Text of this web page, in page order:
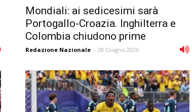
Mondiali: ai sedicesimi sarà
Portogallo-Croazia. Inghilterra e
Colombia chiudono prime
Redazione Nazionale - 28 Giugno 2026